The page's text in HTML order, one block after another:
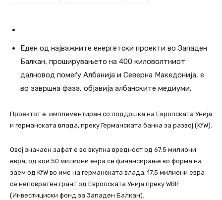
Еден од најважните енергетски проекти во Западен
Балкан, проширувањето на 400 киловолтниот
далновод помеѓу Албанија и Северна Македонија, е
во завршна фаза, објавија албанските медиуми.
Проектот е имплементиран со поддршка на Европската Унија
и германската влада, преку Германската банка за развој (KfW).
Овој значаен зафат е во вкупна вредност од 67,5 милиони
евра, од кои 50 милиони евра се финансирање во форма на
заем од KfW во име на германската влада; 17,5 милиони евра
се неповратен грант од Европската Унија преку WBIF
(Инвестициски фонд за Западен Балкан).